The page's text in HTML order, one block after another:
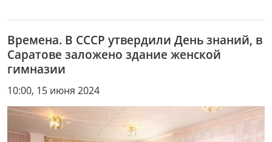
Времена. В СССР утвердили День знаний, в
Саратове заложено здание женской
гимназии
10:00, 15 июня 2024